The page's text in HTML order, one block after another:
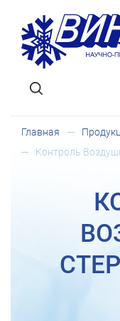
Главная
Контроль